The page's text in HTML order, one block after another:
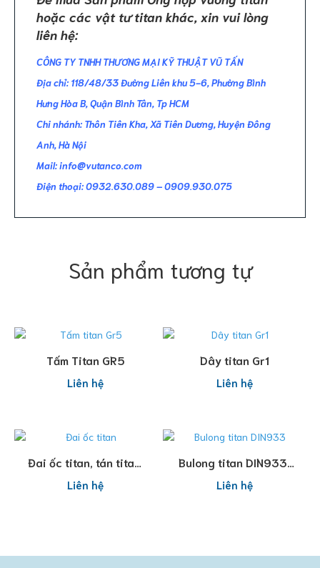
hoặc các vật tư titan khác, xin vui lòng
liên hệ:
CÔNG TY TNHH THƯƠNG MẠI KỸ THUẬT VŨ TẤN
Địa chỉ: 118/48/33 Đường Liên khu 5-6, Phường Bình
Hưng Hòa B, Quận Bình Tân, Tp HCM
Chi nhánh: Thôn Tiên Kha, Xã Tiên Dương, Huyện Đông
Anh, Hà Nội
Mail:info@vutanco.com
Điện thoại: 0932.630.089 – 0909.930.075
Sản phẩm tương tự
Đọc tiếp
Tấm Titan GR5
Liên hệ
Đọc tiếp
Dây titan Gr1
Liên hệ
Đọc tiếp
Đai ốc titan, tán titan,
ecu titan
Liên hệ
Đọc tiếp
Bulong titan DIN933,
Bolts titan
Liên hệ